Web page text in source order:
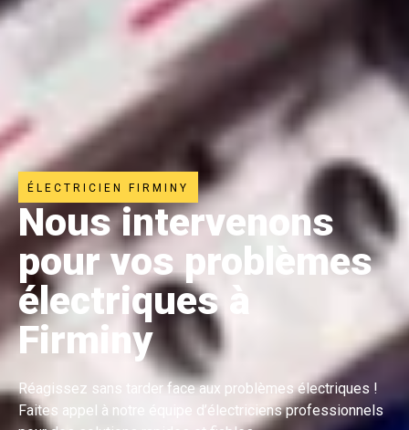
ÉLECTRICIEN FIRMINY
Nous intervenons
pour vos problèmes
électriques à
Firminy
Réagissez sans tarder face aux problèmes électriques !
Faites appel à notre équipe d’électriciens professionnels